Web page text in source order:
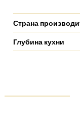
Страна
Глубина кухни